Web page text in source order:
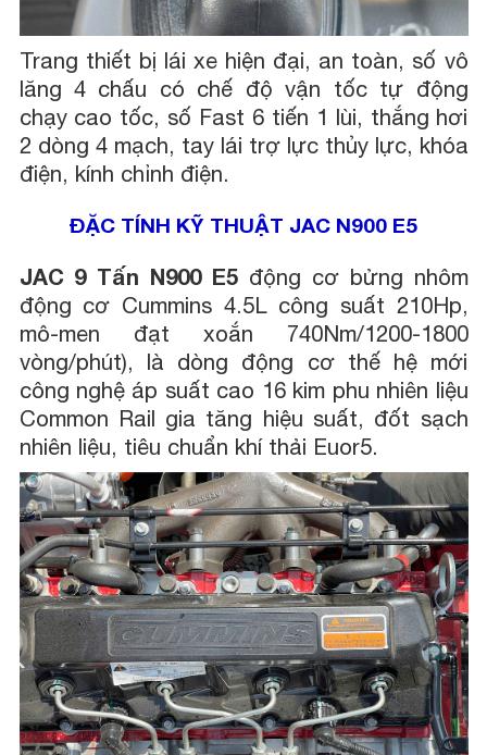
Trang thiết bị lái xe hiện đại, an toàn, số vô
lăng 4 chấu có chế độ vận tốc tự động
chạy cao tốc, số Fast 6 tiến 1 lùi, thắng hơi
2 dòng 4 mạch, tay lái trợ lực thủy lực, khóa
điện, kính chỉnh điện.
ĐẶC TÍNH KỸ THUẬT JAC N900 E5
JAC 9 Tấn N900 E5 động cơ bửng nhôm
động cơ Cummins 4.5L công suất 210Hp,
mô-men đạt xoắn 740Nm/1200-1800
vòng/phút), là dòng động cơ thế hệ mới
công nghệ áp suất cao 16 kim phu nhiên liệu
Common Rail gia tăng hiệu suất, đốt sạch
nhiên liệu, tiêu chuẩn khí thải Euor5.